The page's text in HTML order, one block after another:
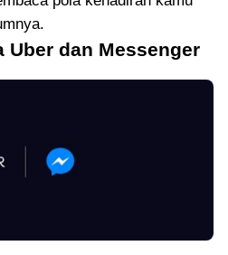
Uber dan Messenger